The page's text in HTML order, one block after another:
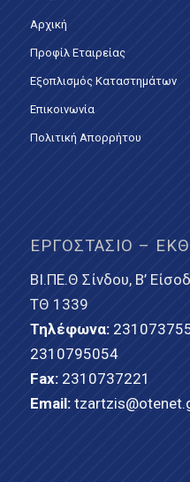
Αρχική
Προφίλ Εταιρείας
Εξοπλισμός Καταστημάτων
Επικοινωνία
Πολιτική Απορρήτου
ΕΡΓΟΣΤΆΣΙΟ –
ΒΙ.ΠΕ.Θ Σίνδου, Β’
ΤΘ 1339
Τηλέφωνα:
2310795054
Fax: 2310737221
Email: